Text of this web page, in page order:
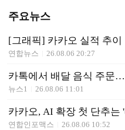
주요뉴스
[그래픽] 카카오 실적 추이
연합뉴스 26.08.06 20:27
뉴스1 26.08.06 11:01
연합인포맥스 26.08.06 10:52